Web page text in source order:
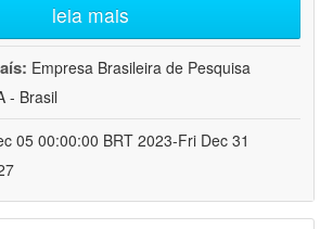
leia mais
Empresa Brasileira de Pesquisa
- Brasil
05 00:00:00 BRT 2023-Fri Dec 31